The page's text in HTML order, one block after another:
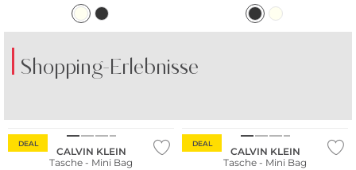
Shopping-Erlebnisse
DEAL
CALVIN KLEIN
Tasche - Mini Bag
DEAL
CALVIN KLEIN
Tasche - Mini Bag